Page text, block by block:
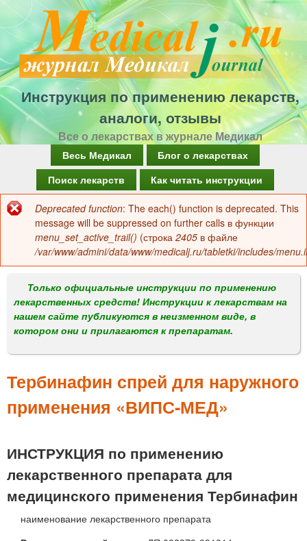
Перейти
к
основному
содержанию
Инструкция по применению лекарств,
аналоги, отзывы
Все о лекарствах в журнале Медикал
а
в
о
м
е
н
Весь Медикал
Блог о лекарствах
Поиск лекарств
Как читать инструкции
Сообщение
об
ошибке
Deprecated function: The each() function is deprecated. This
message will be suppressed on further calls в функции
menu_set_active_trail() (строка 2405 в файле
/var/www/admini/data/www/medicalj.ru/tabletki/includes/
Только официальные инструкции по применению
лекарственных средств! Инструкции к лекарствам на
нашем сайте публикуются в неизменном виде, в
котором они и прилагаются к препаратам.
Тербинафин спрей для наружного
применения «ВИПС-МЕД»
ИНСТРУКЦИЯ по применению
лекарственного препарата для
медицинского применения Тербинафин
наименование лекарственного препарата